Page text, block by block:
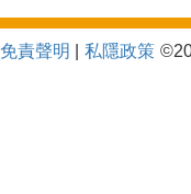
免責聲明 私隱政策